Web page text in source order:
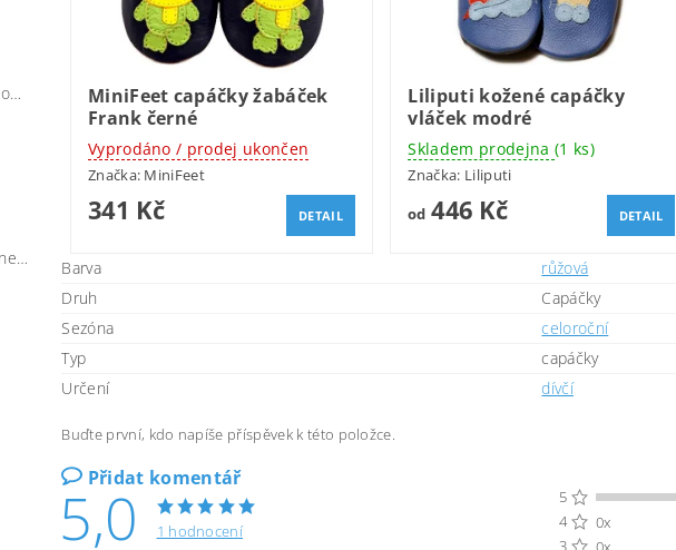
LEGO® Friends 42663 Dobrodružství s karavanem přátelství
Polly Pocket Pollyville slunečná pláž
MiniFeet capáčky žabáček
Frank černé
Vyprodáno / prodej ukončen
Značka: MiniFeet
341 Kč DETAIL
Liliputi kožené capáčky
vláček modré
Skladem prodejna (1 ks)
Značka: Liliputi
od446 Kč DETAIL
Barva
růžová
Druh
Capáčky
Sezóna
celoroční
Typ
capáčky
Určení
dívčí
Buďte první, kdo napíše příspěvek k této položce.
Přidat komentář
5,0 1 hodnocení
5
4
0x
3
0x